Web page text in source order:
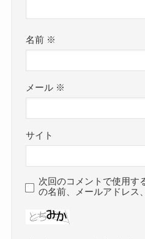
名前 ※
メール ※
サイト
次回のコメントで使用す
の名前、メールアドレス